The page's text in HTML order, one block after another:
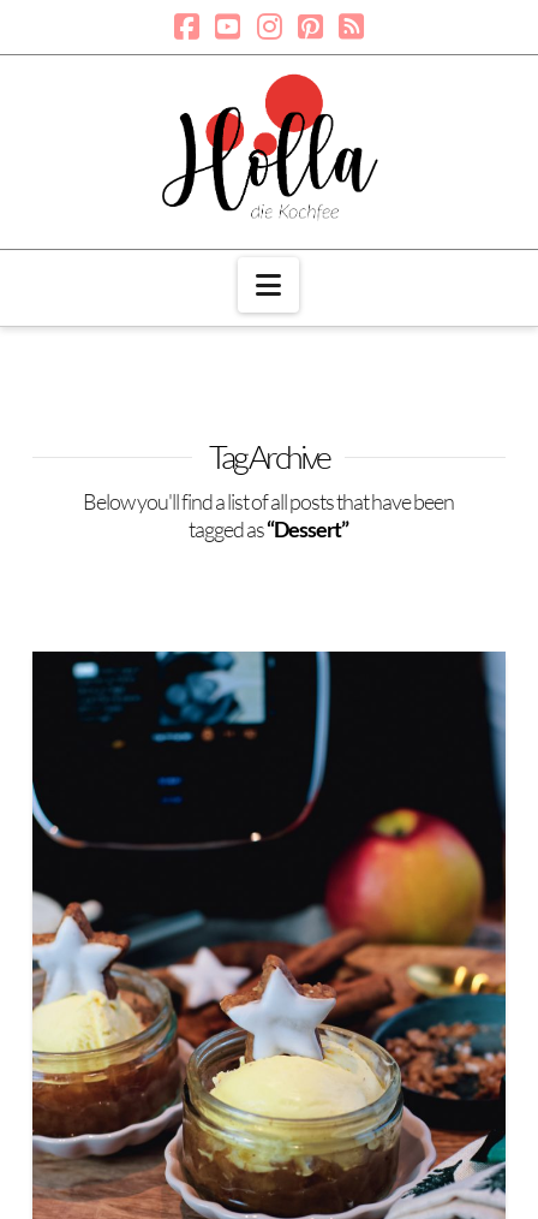
Navigation
Tag Archive
Below you'll find a list of all posts that have been
tagged as“Dessert”